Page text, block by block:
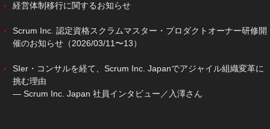
経営体制移行に関するお知らせ
Scrum Inc. 認定資格スクラムマスター・プロダクトオーナー研修開
催のお知らせ（2026/03/11〜13）
SIer・コンサルを経て、Scrum Inc. Japanでアジャイル組織変革に
挑む理由
― Scrum Inc. Japan 社員インタビュー／入澤さん